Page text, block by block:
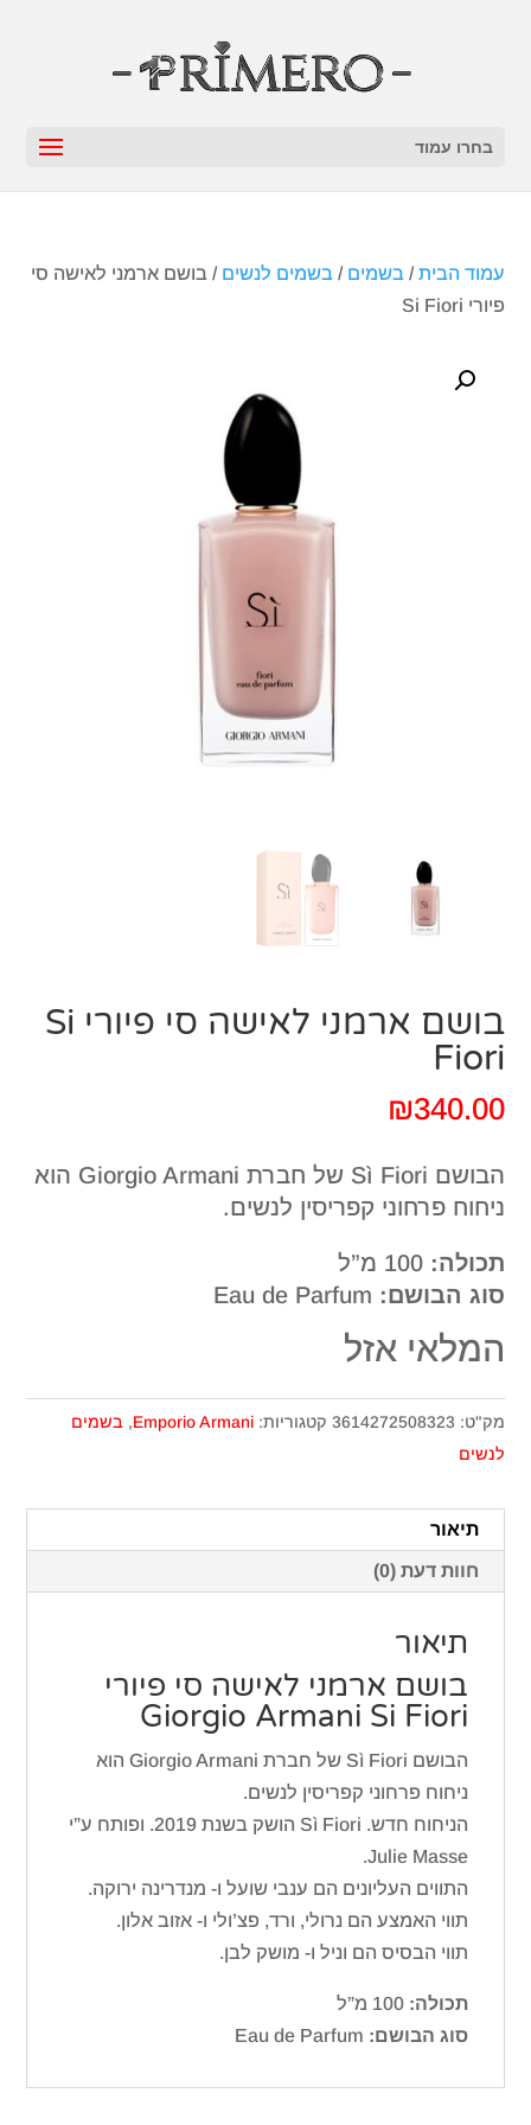
בחרו עמוד
עמוד הבית/בשמים /בשמים לנשים / בושם ארמני לאישה סי
פיורי Si Fiori
בושם ארמני לאישה סי פיורי Si
Fiori
₪340.00
הבושם Sì Fiori של חברת Giorgio Armani הוא
ניחוח פרחוני קפריסין לנשים.
תכולה: 100 מ”ל
סוג הבושם:
המלאי אזל
מק"ט: 3614272508323 קטגוריות:Emporio Armani
, בשמים
לנשים
תיאור
חוות דעת (0)
תיאור
בושם ארמני לאישה סי פיורי
Giorgio Armani Si Fiori
הבושם Sì Fiori של חברת Giorgio Armani הוא
ניחוח פרחוני קפריסין לנשים.
הניחוח חדש. Sì Fiori הושק בשנת 2019. ופותח ע”י
Julie Masse.
התווים העליונים הם ענבי שועל ו- מנדרינה ירוקה.
תווי האמצע הם נרולי, ורד, פצ’ולי ו- אזוב אלון.
תווי הבסיס הם וניל ו- מושק לבן.
תכולה: 100 מ”ל
סוג הבושם: